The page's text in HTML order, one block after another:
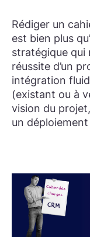
Rédiger un
est bien plus
stratégique qui
réussite d’un
intégration
(existant ou à
vision du
un déploiement